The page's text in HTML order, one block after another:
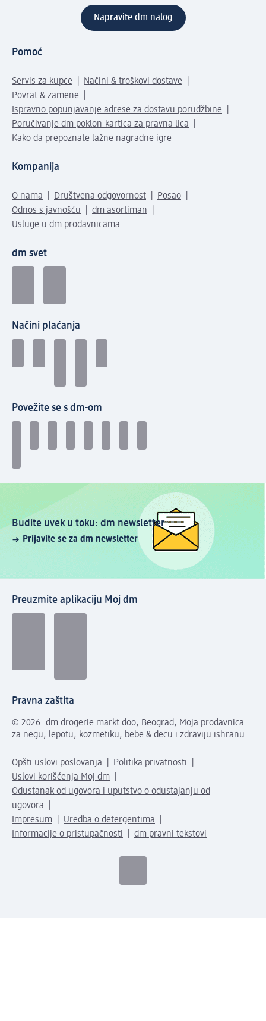
Napravite dm nalog
Pomoć
Servis za kupce
Načini & troškovi dostave
Povrat & zamene
Ispravno popunjavanje adrese za dostavu porudžbine
Poručivanje dm poklon-kartica za pravna lica
Kako da prepoznate lažne nagradne igre
Kompanija
O nama Društvena odgovornost
Posao
Odnos s javnošću
dm asortiman
Usluge u dm prodavnicama
dm svet
Načini plaćanja
Povežite se s dm-om
Budite uvek u toku: dm newsletter
Prijavite se za dm newsletter
Preuzmite aplikaciju Moj dm
Pravna zaštita
© 2026. dm drogerie markt doo, Beograd, Moja prodavnica
za negu, lepotu, kozmetiku, bebe & decu i zdraviju ishranu.
Opšti uslovi poslovanja
Politika privatnosti
Uslovi korišćenja Moj dm
Odustanak od ugovora i uputstvo o odustajanju od
ugovora
Impresum
Uredba o detergentima
Informacije o pristupačnosti
dm pravni tekstovi